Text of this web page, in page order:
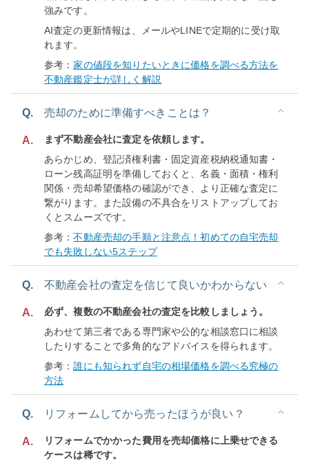
強みです。
AI査定の更新情報は、メールやLINEで定期的に受け取
れます。
参考：家の値段を知りたいときに価格を調べる方法を
不動産鑑定士が詳しく解説
Q. 売却のために準備すべきことは？
A.
まず不動産会社に査定を依頼します。
あらかじめ、登記済権利書・固定資産税納税通知書・
ローン残高証明を準備しておくと、名義・面積・権利
関係・売却希望価格の確認ができ、より正確な査定に
繋がります。また設備の不具合をリストアップしてお
くとスムーズです。
参考：不動産売却の手順と注意点！初めての自宅売却
でも失敗しない5ステップ
Q. 不動産会社の査定を信じて良いかわからない
A.
必ず、複数の不動産会社の査定を比較しましょう。
あわせて第三者である専門家や公的な相談窓口に相談
したりすることで多角的なアドバイスを得られます。
参考：誰にも知られず自宅の相場価格を調べる究極の
方法
Q. リフォームしてから売ったほうが良い？
A.
リフォームでかかった費用を売却価格に上乗せできる
ケースは稀です。